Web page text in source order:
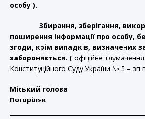
особу ).
Збирання, зберігання,
поширення інформації про особу,
згоди, крім випадків, визначених
забороняється. ( офіційне
Конституційного Суду України № 5 – зп
Міський
Погоріляк